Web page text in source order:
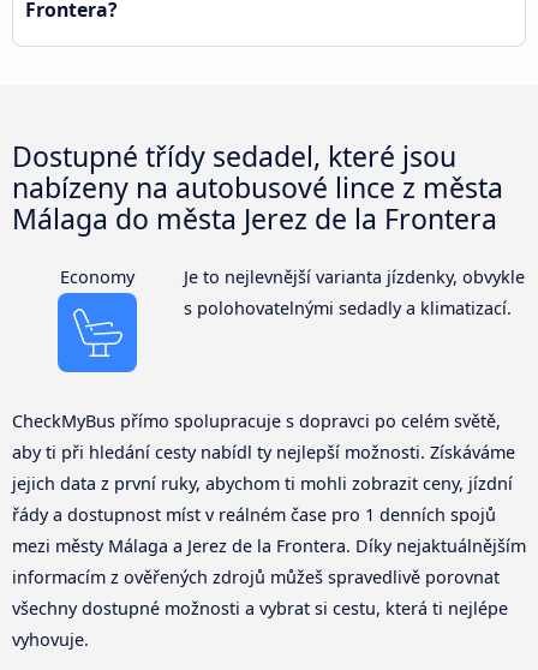
Frontera?
Dostupné třídy sedadel, které jsou
nabízeny na autobusové lince z města
Málaga do města Jerez de la Frontera
Economy
Je to nejlevnější varianta jízdenky, obvykle
s polohovatelnými sedadly a klimatizací.
CheckMyBus přímo spolupracuje s dopravci po celém světě,
aby ti při hledání cesty nabídl ty nejlepší možnosti. Získáváme
jejich data z první ruky, abychom ti mohli zobrazit ceny, jízdní
řády a dostupnost míst v reálném čase pro 1 denních spojů
mezi městy Málaga a Jerez de la Frontera. Díky nejaktuálnějším
informacím z ověřených zdrojů můžeš spravedlivě porovnat
všechny dostupné možnosti a vybrat si cestu, která ti nejlépe
vyhovuje.